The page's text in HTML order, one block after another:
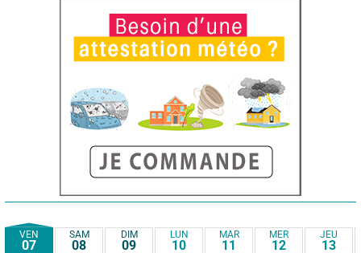
VEN
07
SAM
08
DIM
09
LUN
10
MAR
11
MER
12
JEU
13